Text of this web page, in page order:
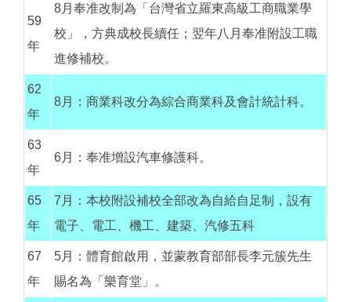
59
年
8月奉准改制為「台灣省立羅東高級工商職業學
校」，方典成校長續任；翌年八月奉准附設工職
進修補校。
62
年
8月：商業科改分為綜合商業科及會計統計科。
63
年
6月：奉准增設汽車修護科。
65
年
7月：本校附設補校全部改為自給自足制，設有
電子、電工、機工、建築、汽修五科
67
年
5月：體育館啟用，並蒙教育部部長李元簇先生
賜名為「樂育堂」。